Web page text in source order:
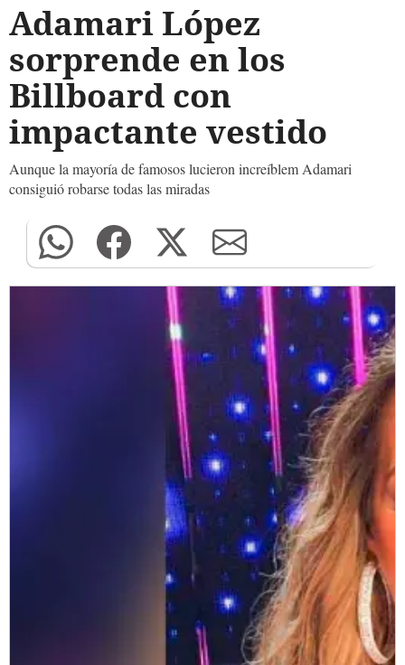
Adamari López
sorprende en los
Billboard con
impactante vestido
Aunque la mayoría de famosos lucieron increíblem Adamari
consiguió robarse todas las miradas